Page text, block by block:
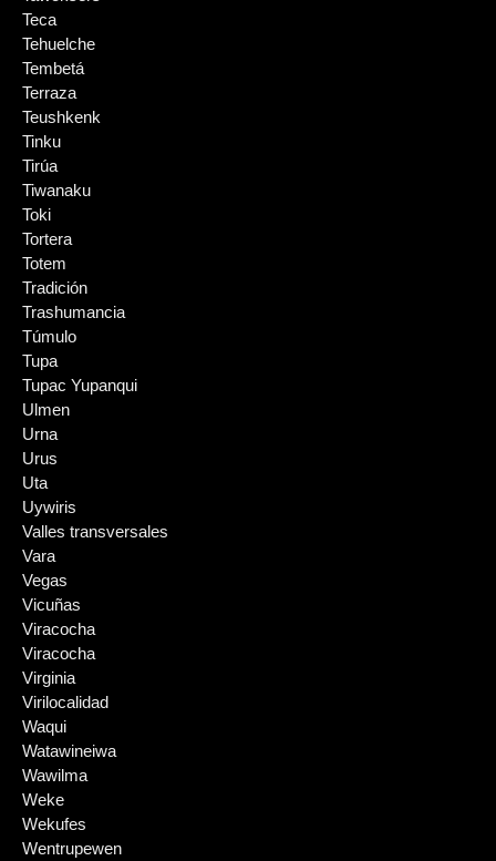
Teca
Tehuelche
Tembetá
Terraza
Teushkenk
Tinku
Tirúa
Tiwanaku
Toki
Tortera
Totem
Tradición
Trashumancia
Túmulo
Tupa
Tupac Yupanqui
Ulmen
Urna
Urus
Uta
Uywiris
Valles transversales
Vara
Vegas
Vicuñas
Viracocha
Viracocha
Virginia
Virilocalidad
Waqui
Watawineiwa
Wawilma
Weke
Wekufes
Wentrupewen